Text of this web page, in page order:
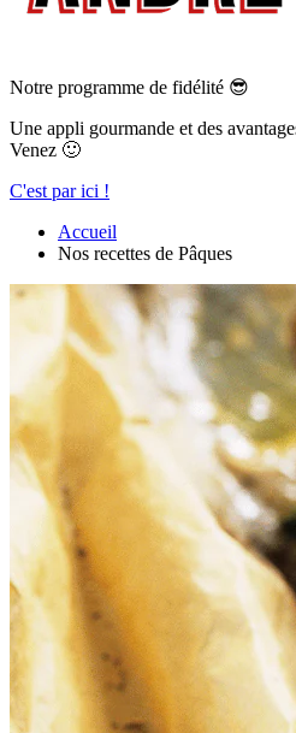
Notre programme de fidélité 😎
Une appli gourmande et des
Venez 🙂
C'est par ici !
Accueil
Nos recettes de Pâques